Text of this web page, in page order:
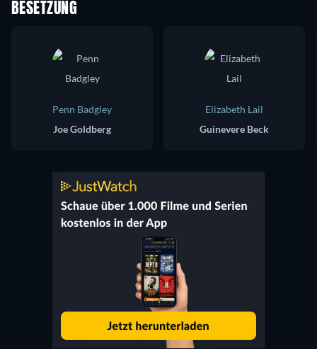
BESETZUNG
Penn Badgley
Joe Goldberg
Elizabeth Lail
Guinevere Beck